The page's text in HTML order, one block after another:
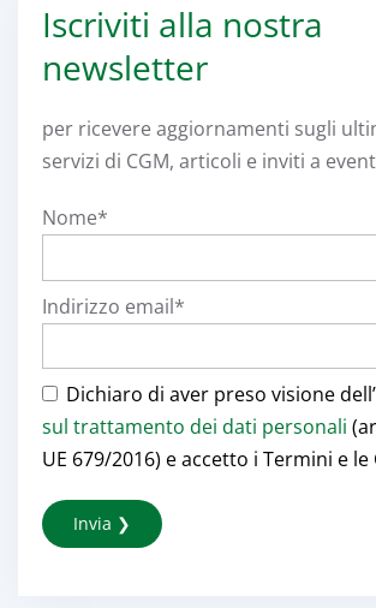
Iscriviti alla nostra
newsletter
per ricevere aggiornamenti sugli
servizi di CGM, articoli e inviti a
Nome*
Indirizzo email*
Dichiaro di aver preso visione dell’
sul trattamento dei dati personali
UE 679/2016) e accetto i Termini e